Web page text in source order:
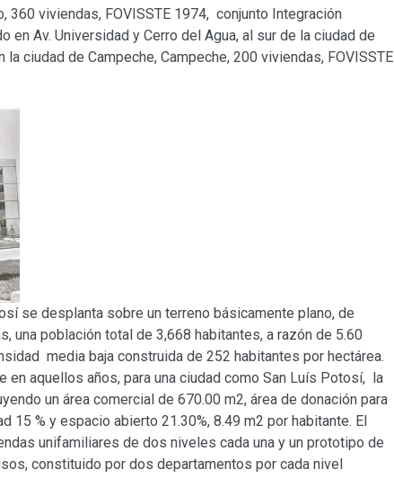
360 viviendas, FOVISSTE 1974, conjunto Integración
en Av. Universidad y Cerro del Agua, al sur de la ciudad de
la ciudad de Campeche, Campeche, 200 viviendas, FOVISSTE
se desplanta sobre un terreno básicamente plano, de
una población total de 3,668 habitantes, a razón de 5.60
media baja construida de 252 habitantes por hectárea.
en aquellos años, para una ciudad como San Luís Potosí, la
un área comercial de 670.00 m2, área de donación para
15 % y espacio abierto 21.30%, 8.49 m2 por habitante. El
unifamiliares de dos niveles cada una y un prototipo de
constituido por dos departamentos por cada nivel